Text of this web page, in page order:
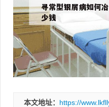
本文地址： https://